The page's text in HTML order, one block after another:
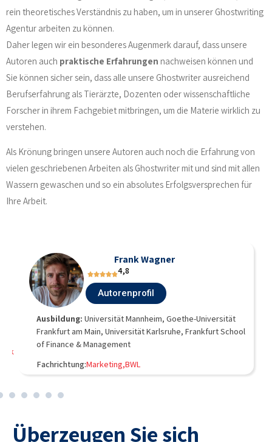
rein theoretisches Verständnis zu haben, um in unserer Ghostwriting
Agentur arbeiten zu können.
Daher legen wir ein besonderes Augenmerk darauf, dass unsere
Autoren auch praktische Erfahrungen nachweisen können und
Sie können sicher sein, dass alle unsere Ghostwriter ausreichend
Berufserfahrung als Tierärzte, Dozenten oder wissenschaftliche
Forscher in ihrem Fachgebiet mitbringen, um die Materie wirklich zu
verstehen.
Als Krönung bringen unsere Autoren auch noch die Erfahrung von
vielen geschriebenen Arbeiten als Ghostwriter mit und sind mit allen
Wassern gewaschen und so ein absolutes Erfolgsversprechen für
Ihre Arbeit.
Frank Wagner
4,8
Autorenprofil
Ausbildung: Universität Mannheim, Goethe-Universität
Frankfurt am Main, Universität Karlsruhe, Frankfurt School
of Finance & Management
Fachrichtung:Marketing,BWL
Überzeugen Sie sich